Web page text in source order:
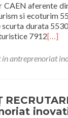
CAEN aferente
si ecoturim
scurta durata
7912[…]
in antreprenoriat